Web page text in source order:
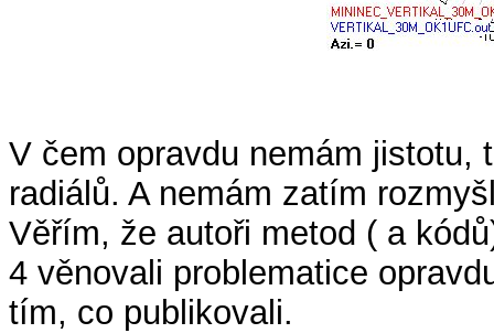
V čem opravdu nemám jistotu,
radiálů. A nemám zatím
Věřím, že autoři metod ( a
4 věnovali problematice
tím, co publikovali.